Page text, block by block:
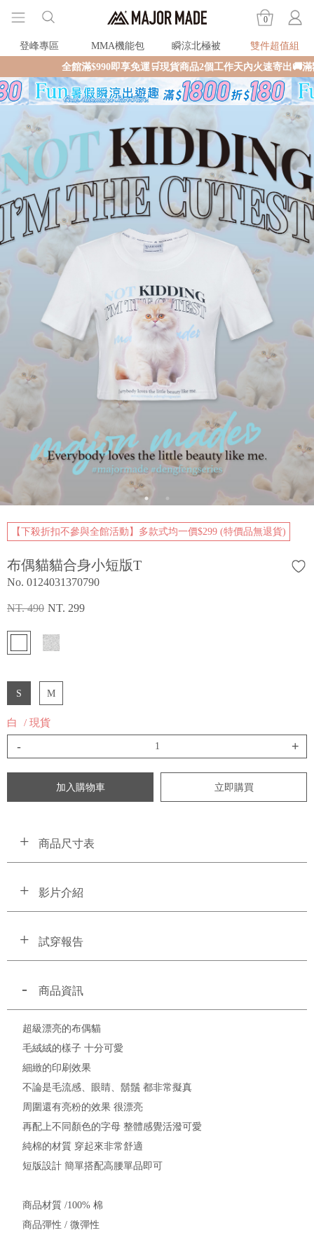
0
登峰專區 MMA機能包 瞬涼北極被
雙件超值組
全館滿$990即享免運🛒現貨商品2個工作天內火速寄出🚚滿額再送限
【下殺折扣不參與全館活動】多款式均一價$299 (特價品無退貨)
布偶貓貓合身小短版T
No. 0124031370790
NT. 490 NT. 299
S M
白 / 現貨
- +
加入購物車 立即購買
商品尺寸表
影片介紹
試穿報告
商品資訊
超級漂亮的布偶貓
毛絨絨的樣子 十分可愛
細緻的印刷效果
不論是毛流感、眼睛、鬍鬚 都非常擬真
周圍還有亮粉的效果 很漂亮
再配上不同顏色的字母 整體感覺活潑可愛
純棉的材質 穿起來非常舒適
短版設計 簡單搭配高腰單品即可
商品材質 /100% 棉
商品彈性 / 微彈性